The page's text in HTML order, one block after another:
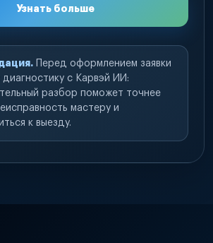
Узнать больше
Перед оформлением заявки
с Карвэй ИИ:
разбор поможет точнее
мастеру и
к выезду.